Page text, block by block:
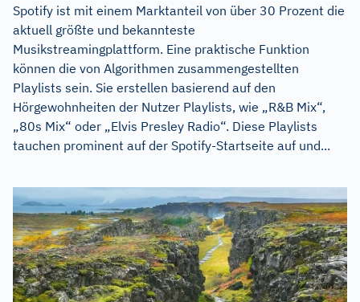
Spotify ist mit einem Marktanteil von über 30 Prozent die
aktuell größte und bekannteste
Musikstreamingplattform. Eine praktische Funktion
können die von Algorithmen zusammengestellten
Playlists sein. Sie erstellen basierend auf den
Hörgewohnheiten der Nutzer Playlists, wie „R&B Mix“,
„80s Mix“ oder „Elvis Presley Radio“. Diese Playlists
tauchen prominent auf der Spotify-Startseite auf und...